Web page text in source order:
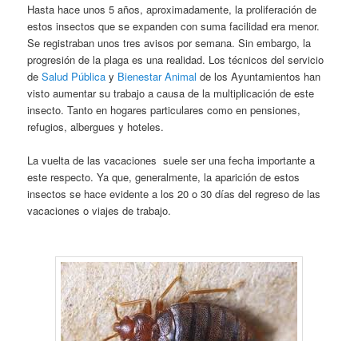
Hasta hace unos 5 años, aproximadamente, la proliferación de
estos insectos que se expanden con suma facilidad era menor.
Se registraban unos tres avisos por semana. Sin embargo, la
progresión de la plaga es una realidad. Los técnicos del servicio
deSalud Pública y Bienestar Animal de los Ayuntamientos han
visto aumentar su trabajo a causa de la multiplicación de este
insecto. Tanto en hogares particulares como en pensiones,
refugios, albergues y hoteles.
La vuelta de las vacaciones suele ser una fecha importante a
este respecto. Ya que, generalmente, la aparición de estos
insectos se hace evidente a los 20 o 30 días del regreso de las
vacaciones o viajes de trabajo.